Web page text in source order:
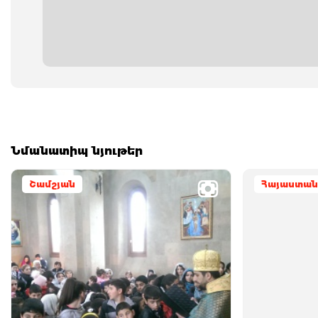
Նմանատիպ նյութեր
Շամշյան Հայաստան